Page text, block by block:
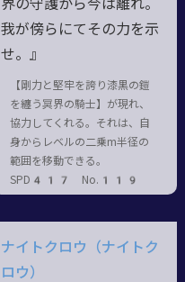
界の守護から今は離れ。
我が傍らにてその力を示
せ。』
【剛力と堅牢を誇り漆黒の鎧
を纏う冥界の騎士】が現れ、
協力してくれる。それは、自
身からレベルの二乗m半径の
範囲を移動できる。
SPD417 No.119
ナイトクロウ（ナイトク
ロウ）